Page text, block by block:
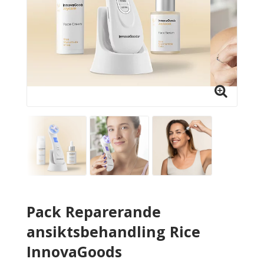
Pack Reparerande
ansiktsbehandling Rice
InnovaGoods